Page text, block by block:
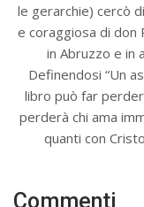
le gerarchie) cercò
e coraggiosa di don
in Abruzzo e in
Definendosi “Un
libro può far
perderà chi ama
quanti con
Commenti